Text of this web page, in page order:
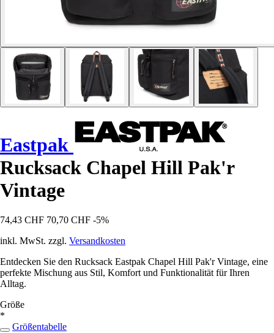
Eastpak
Rucksack Chapel Hill Pak'r
Vintage
74,43 CHF 70,70 CHF -5%
inkl. MwSt. zzgl. Versandkosten
Entdecken Sie den Rucksack Eastpak Chapel Hill Pak'r Vintage, eine
perfekte Mischung aus Stil, Komfort und Funktionalität für Ihren
Alltag.
Größe
*
Größentabelle